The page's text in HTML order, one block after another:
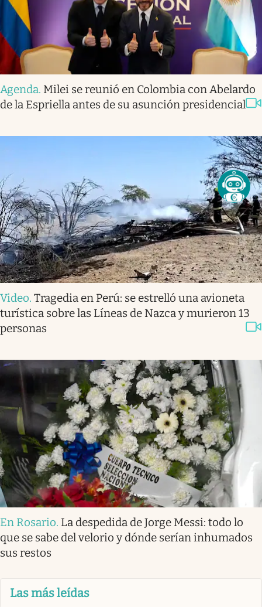
Agenda. Milei se reunió en Colombia con Abelardo
de la Espriella antes de su asunción presidencial
Video. Tragedia en Perú: se estrelló una avioneta
turística sobre las Líneas de Nazca y murieron 13
personas
En Rosario. La despedida de Jorge Messi: todo lo
que se sabe del velorio y dónde serían inhumados
sus restos
Las más leídas